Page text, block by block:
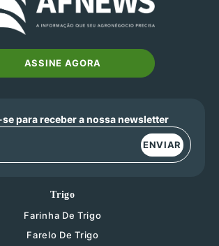
ASSINE AGORA
para receber a nossa newsletter
ENVIAR
Trigo
Farinha De Trigo
Farelo De Trigo